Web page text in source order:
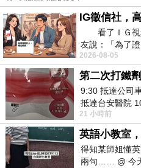
看了ＩＧ視
友說：「為了
且眼光高，我
2026-08-05
第二次打鐵
9:30 抵達公司
抵達台安醫院
去的 B12 彌可
21 小時前
英語小教室
得知某師姐懂
兩句…… @ 今